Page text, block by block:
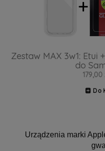
Zestaw MAX 3w1: Etui
do
179,00
Do
Urządzenia marki